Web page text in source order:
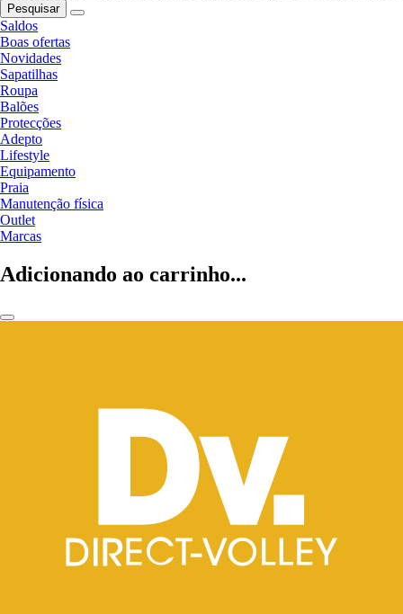
Pesquisar
Saldos
Boas ofertas
Novidades
Sapatilhas
Roupa
Balões
Protecções
Adepto
Lifestyle
Equipamento
Praia
Manutenção física
Outlet
Marcas
Adicionando ao carrinho...